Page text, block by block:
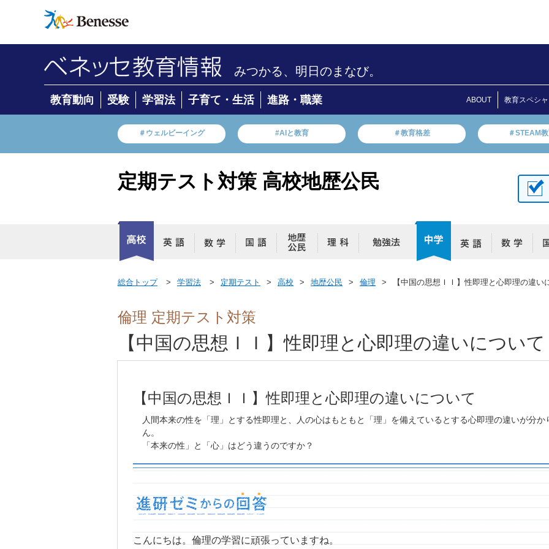
みつかる、明日のまなび。
教育動向 受験 学習法 子育て・生活 進路・職業 ABOUT 教育スペシャ
＃ウェルビーイング #AIと教育 ＃教育格差 ＃STEAM
定期テスト対策 高校地歴公民
総合トップ 学習法 定期テスト 高校 地歴公民 倫理 【中国の思想ＩＩ】性即理と心即理の違い
倫理 定期テスト対策
【中国の思想ＩＩ】性即理と心即理の違いについて
【中国の思想ＩＩ】性即理と心即理の違いについて
人間本来の性を「理」とする性即理と、人の心はもともと「理」を備えているとする心即理の違いが分か
ん。
「本来の性」と「心」はどう違うのですか？
こんにちは。倫理の学習に頑張っていますね。